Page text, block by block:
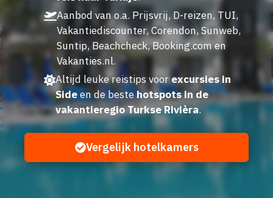
Aanbod van o.a. Prijsvrij, D-reizen, TUI,
Vakantiediscounter, Corendon, Sunweb,
Suntip, Beachcheck, Booking.com en
Vakanties.nl.
Altijd leuke reistips voorexcursies in
Sideen de bestehotspots in de
vakantieregio Turkse Rivièra.
Vergelijk hotelkamers